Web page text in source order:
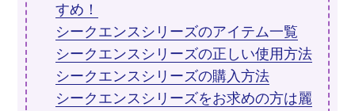
すめ！
シークエンスシリーズのアイテム一覧
シークエンスシリーズの正しい使用方法
シークエンスシリーズの購入方法
シークエンスシリーズをお求めの方は麗